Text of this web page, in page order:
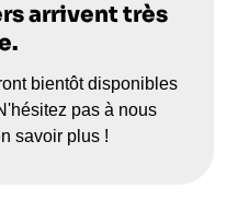
arrivent très
bientôt disponibles
pas à nous
savoir plus !